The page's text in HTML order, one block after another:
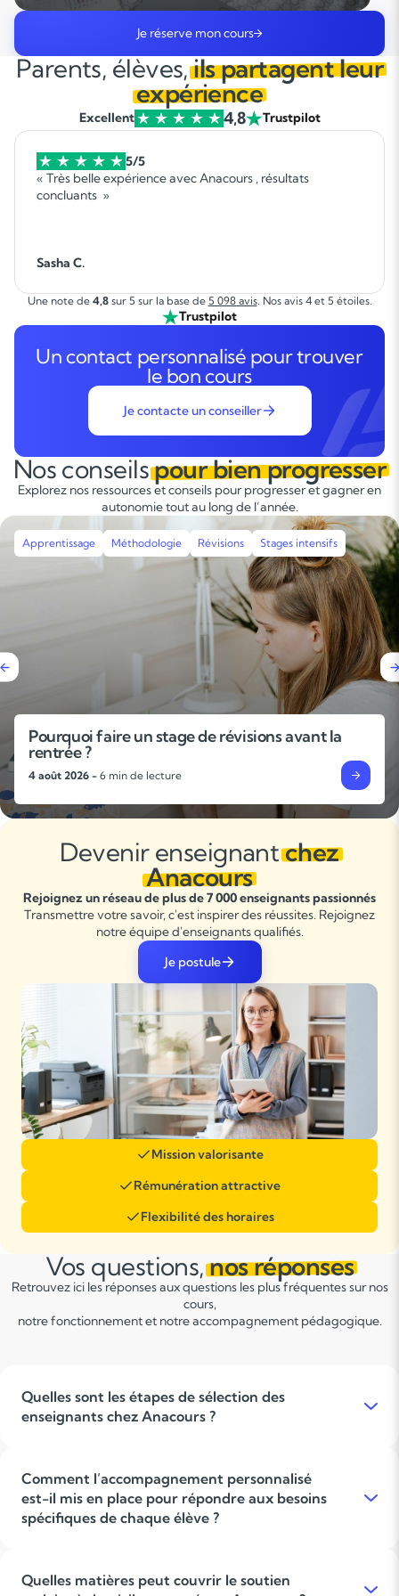
Je réserve mon cours
Parents, élèves,ils partagent leur
expérience
Excellent 4,8 Trustpilot
5/5
« Très belle expérience avec Anacours , résultats
concluants »
Sasha C.
Une note de 4,8sur 5 sur la base de 5 098 avis. Nos avis 4 et 5 étoiles.
Trustpilot
Un contact personnalisé pourtrouver
le bon cours
Je contacte un conseiller
Nos conseilspour bien progresser
Explorez nos ressources et conseils pour progresser et gagner en
autonomie tout au long de l’année.
Apprentissage Méthodologie Révisions Stages intensifs
Pourquoi faire un stage de révisions avant la
rentrée ?
4 août 2026 - 6 min de lecture
Devenir enseignantchez
Anacours
Rejoignez un réseau de plus de 7 000 enseignants passionnés
Transmettre votre savoir, c'est inspirer des réussites. Rejoignez
notre équipe d'enseignants qualifiés.
Je postule
Mission valorisante
Rémunération attractive
Flexibilité des horaires
Vos questions,nos réponses
Retrouvez ici les réponses aux questions les plus fréquentes sur nos
cours,
notre fonctionnement et notre accompagnement pédagogique.
Quelles sont les étapes de sélection des
enseignants chez Anacours ?
l’écoute. Cette sélection rigoureuse garantit un
accompagnement sérieux et personnalisé à chaque élève.
Comment l’accompagnement personnalisé
est-il mis en place pour répondre aux besoins
spécifiques de chaque élève ?
gestion des exercices pour favoriser la progression, renforcer
Quelles matières peut couvrir le soutien
Soutien scolaire
Cours de musique
Les deux